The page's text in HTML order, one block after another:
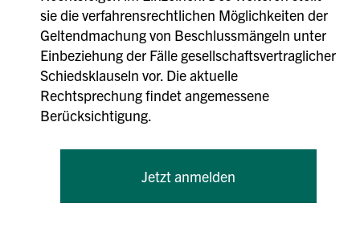
sie die verfahrensrechtlichen Möglichkeiten der
Geltendmachung von Beschlussmängeln unter
Einbeziehung der Fälle gesellschaftsvertraglicher
Schiedsklauseln vor. Die aktuelle
Rechtsprechung findet angemessene
Berücksichtigung.
Jetzt anmelden